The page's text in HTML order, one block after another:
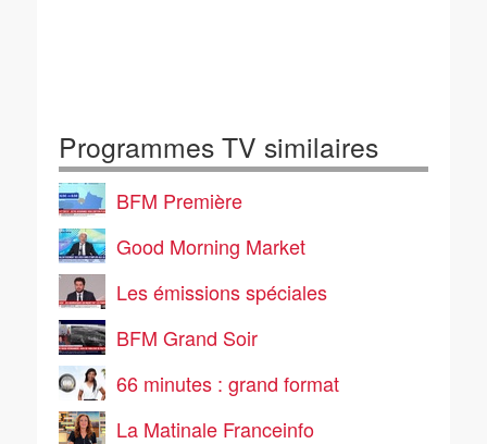
Programmes TV similaires
BFM Première
Good Morning Market
Les émissions spéciales
BFM Grand Soir
66 minutes : grand format
La Matinale Franceinfo